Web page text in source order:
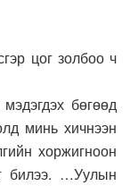
цог золбоо ч
бөгөөд
минь хичнээн
хоржигноон
билээ. …Уулын